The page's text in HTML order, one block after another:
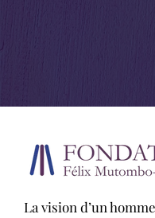
La vision d’un